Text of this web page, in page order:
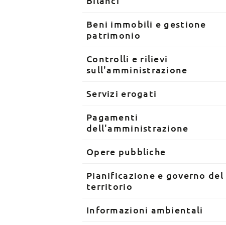
Beni immobili e gestione
patrimonio
Controlli e rilievi
sull'amministrazione
Servizi erogati
Pagamenti
dell'amministrazione
Opere pubbliche
Pianificazione e governo del
territorio
Informazioni ambientali